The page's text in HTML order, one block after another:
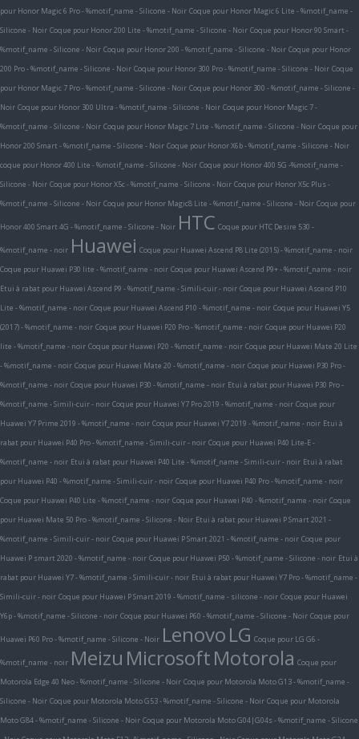
pour Honor Magic 6 Pro - %motif_name - Silicone - Noir Coque pour Honor Magic 6 Lite - %motif_name -
Silicone - Noir Coque pour Honor 200 Lite - %motif_name - Silicone - Noir Coque pour Honor 90 Smart -
%motif_name - Silicone - Noir Coque pour Honor 200 - %motif_name - Silicone - Noir Coque pour Honor
200 Pro - %motif_name - Silicone - Noir Coque pour Honor 300 Pro - %motif_name - Silicone - Noir Coque
pour Honor Magic 7 Pro - %motif_name - Silicone - Noir Coque pour Honor 300 - %motif_name - Silicone -
Noir Coque pour Honor 300 Ultra - %motif_name - Silicone - Noir Coque pour Honor Magic 7 -
%motif_name - Silicone - Noir Coque pour Honor Magic 7 Lite - %motif_name - Silicone - Noir Coque pour
Honor 200 Smart - %motif_name - Silicone - Noir Coque pour Honor X6b - %motif_name - Silicone - Noir
coque pour Honor 400 Lite - %motif_name - Silicone - Noir Coque pour Honor 400 5G -%motif_name -
Silicone - Noir Coque pour Honor X5c - %motif_name - Silicone - Noir Coque pour Honor X5c Plus -
%motif_name - Silicone - Noir Coque pour Honor Magic8 Lite - %motif_name - Silicone - Noir Coque pour
Honor 400 Smart 4G - %motif_name - Silicone - Noir HTC Coque pour HTC Desire 530 -
%motif_name - noir Huawei Coque pour Huawei Ascend P8 Lite (2015) - %motif_name - noir
Coque pour Huawei P30 lite - %motif_name - noir Coque pour Huawei Ascend P9+ - %motif_name - noir
Etui à rabat pour Huawei Ascend P9 - %motif_name - Simili-cuir - noir Coque pour Huawei Ascend P10
Lite - %motif_name - noir Coque pour Huawei Ascend P10 - %motif_name - noir Coque pour Huawei Y5
(2017) - %motif_name - noir Coque pour Huawei P20 Pro - %motif_name - noir Coque pour Huawei P20
lite - %motif_name - noir Coque pour Huawei P20 - %motif_name - noir Coque pour Huawei Mate 20 Lite
- %motif_name - noir Coque pour Huawei Mate 20 - %motif_name - noir Coque pour Huawei P30 Pro -
%motif_name - noir Coque pour Huawei P30 - %motif_name - noir Etui à rabat pour Huawei P30 Pro -
%motif_name - Simili-cuir - noir Coque pour Huawei Y7 Pro 2019 - %motif_name - noir Coque pour
Huawei Y7 Prime 2019 - %motif_name - noir Coque pour Huawei Y7 2019 - %motif_name - noir Etui à
rabat pour Huawei P40 Pro - %motif_name - Simili-cuir - noir Coque pour Huawei P40 Lite-E -
%motif_name - noir Etui à rabat pour Huawei P40 Lite - %motif_name - Simili-cuir - noir Etui à rabat
pour Huawei P40 - %motif_name - Simili-cuir - noir Coque pour Huawei P40 Pro - %motif_name - noir
Coque pour Huawei P40 Lite - %motif_name - noir Coque pour Huawei P40 - %motif_name - noir Coque
pour Huawei Mate 50 Pro - %motif_name - Silicone - Noir Etui à rabat pour Huawei P Smart 2021 -
%motif_name - Simili-cuir - noir Coque pour Huawei P Smart 2021 - %motif_name - noir Coque pour
Huawei P smart 2020 - %motif_name - noir Coque pour Huawei P50 - %motif_name - Silicone - noir Etui à
rabat pour Huawei Y7 - %motif_name - Simili-cuir - noir Etui à rabat pour Huawei Y7 Pro - %motif_name -
Simili-cuir - noir Coque pour Huawei P Smart 2019 - %motif_name - silicone - noir Coque pour Huawei
Y6p - %motif_name - Silicone - noir Coque pour Huawei P60 - %motif_name - Silicone - Noir Coque pour
Huawei P60 Pro - %motif_name - Silicone - Noir LenovoLG Coque pour LG G6 -
%motif_name - noir Meizu MicrosoftMotorola Coque pour
Motorola Edge 40 Neo - %motif_name - Silicone - Noir Coque pour Motorola Moto G13 - %motif_name -
Silicone - Noir Coque pour Motorola Moto G53 - %motif_name - Silicone - Noir Coque pour Motorola
Moto G84 - %motif_name - Silicone - Noir Coque pour Motorola Moto G04|G04s - %motif_name - Silicone